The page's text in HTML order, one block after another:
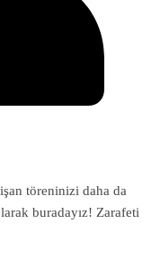
töreninizi daha da
buradayız! Zarafeti